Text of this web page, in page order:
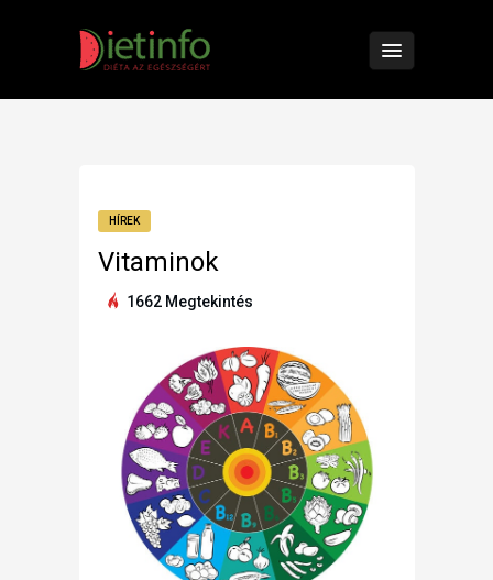
HÍREK
Vitaminok
1662 Megtekintés